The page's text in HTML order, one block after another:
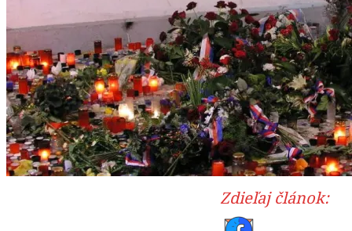
Zdieľaj článok: